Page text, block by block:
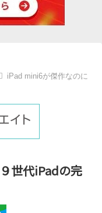
iPad mini6が傑作なのに
世代iPadの完